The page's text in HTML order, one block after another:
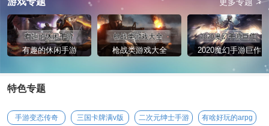
有趣的休闲手游 枪战类游戏大全 2020魔幻手游巨作
特色专题
手游变态传奇 三国卡牌满v版 二次元绅士手游
有啥好玩的arpg